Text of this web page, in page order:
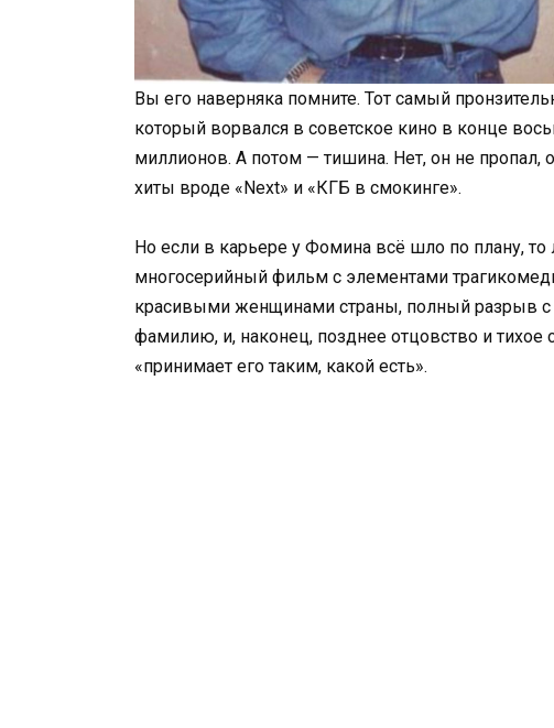
Вы его наверняка помните. Тот самый
который ворвался в советское кино в конце
миллионов. А потом — тишина. Нет, он не пропал,
хиты вроде «Next» и «КГБ в смокинге».
Но если в карьере у Фомина всё шло по плану,
многосерийный фильм с элементами
красивыми женщинами страны, полный разрыв
фамилию, и, наконец, позднее отцовство и тихое
«принимает его таким, какой есть».